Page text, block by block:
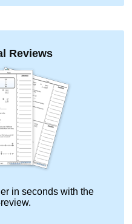
Reviews
in seconds with the